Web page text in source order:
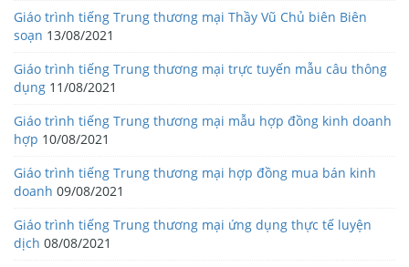
Giáo trình tiếng Trung thương mại Thầy Vũ Chủ biên Biên
soạn 13/08/2021
Giáo trình tiếng Trung thương mại trực tuyến mẫu câu thông
dụng 11/08/2021
Giáo trình tiếng Trung thương mại mẫu hợp đồng kinh doanh
hợp 10/08/2021
Giáo trình tiếng Trung thương mại hợp đồng mua bán kinh
doanh 09/08/2021
Giáo trình tiếng Trung thương mại ứng dụng thực tế luyện
dịch 08/08/2021